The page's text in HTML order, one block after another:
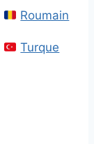
Roumain
Turque